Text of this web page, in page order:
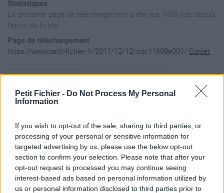
Petit Fichier - Do Not Process My Personal
Information
If you wish to opt-out of the sale, sharing to third parties, or
processing of your personal or sensitive information for
targeted advertising by us, please use the below opt-out
section to confirm your selection. Please note that after your
opt-out request is processed you may continue seeing
interest-based ads based on personal information utilized by
us or personal information disclosed to third parties prior to
Statistiques
La présente page de téléchargement a été vue 1028 fois depuis
l'envoi du fichier
Page de téléchargement
https://www.petit-fichier.fr/2011/12/12/sdc11698e001/ Copier